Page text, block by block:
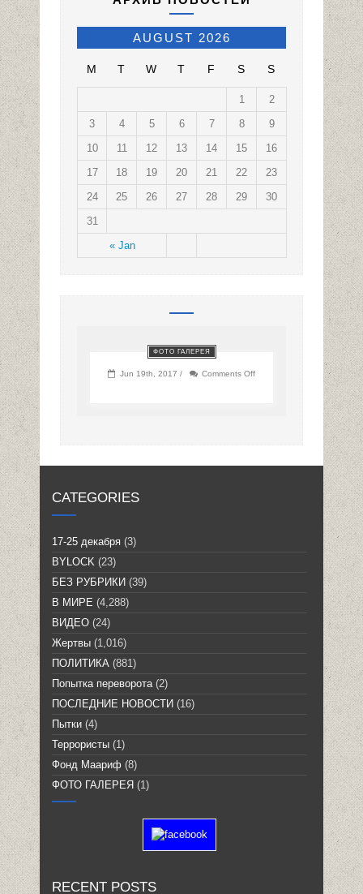
AUGUST 2026
M T W T F S S
« Jan
1
2
3
4 5 6 7 8
9
10
11 12 13 14 15
16
17
18 19 20 21 22
23
24
25 26 27 28 29
30
31
ФОТО ГАЛЕРЕЯ
Jun 19th, 2017 / Comments Off
CATEGORIES
17-25 декабря (3)
BYLOCK (23)
БЕЗ РУБРИКИ (39)
В МИРЕ (4,288)
ВИДЕО (24)
Жертвы (1,016)
ПОЛИТИКА (881)
Попытка переворота (2)
ПОСЛЕДНИЕ НОВОСТИ (16)
Пытки (4)
Террористы (1)
Фонд Маариф (8)
ФОТО ГАЛЕРЕЯ (1)
RECENT POSTS